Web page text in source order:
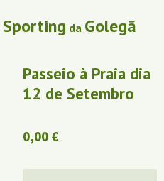
Sporting da Golegã
Passeio à Praia dia
12 de Setembro
0,00 €